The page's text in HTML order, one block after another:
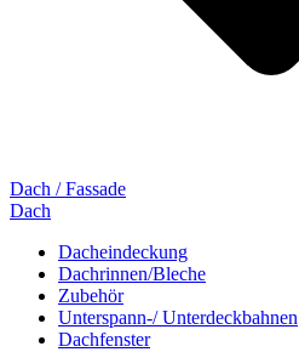
Dach / Fassade
Dach
Dacheindeckung
Dachrinnen/Bleche
Zubehör
Unterspann-/ Unterdeckbahnen
Dachfenster